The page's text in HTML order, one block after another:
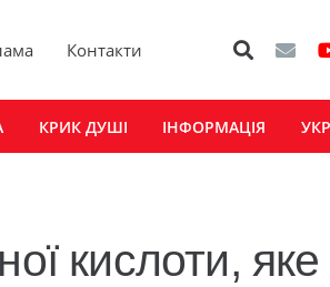
Контакти
КРИК ДУШІ ІНФОРМАЦІЯ
кислоти, яке